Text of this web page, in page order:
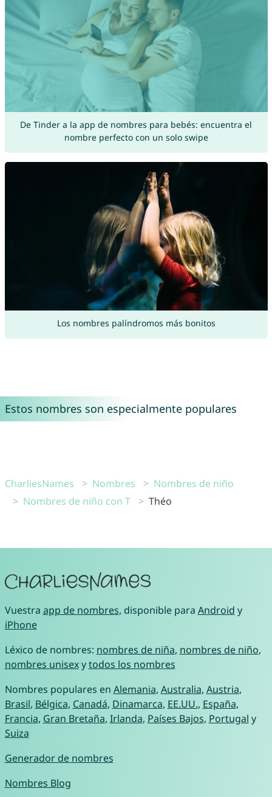
De Tinder a la app de nombres para bebés: encuentra el
nombre perfecto con un solo swipe
Los nombres palíndromos más bonitos
Estos nombres son especialmente populares
CharliesNames Nombres
Nombres de niño
Nombres de niño con T
Théo
Vuestra app de nombres, disponible para Android y
iPhone
Léxico de nombres: nombres de niña, nombres de niño,
nombres unisexytodos los nombres
Nombres populares en Alemania, Australia, Austria,
Brasil, Bélgica, Canadá, Dinamarca, EE.UU., España,
Francia, Gran Bretaña, Irlanda, Países Bajos, Portugal y
Suiza
Generador de nombres
Nombres Blog